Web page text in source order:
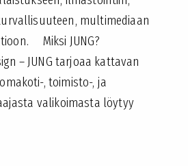
multimediaan
Miksi JUNG?
– JUNG tarjoaa kattavan
, toimisto-, ja
valikoimasta löytyy